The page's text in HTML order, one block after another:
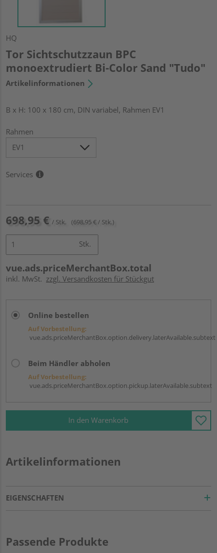
HQ
Tor Sichtschutzzaun BPC
monoextrudiert Bi-Color Sand "Tudo"
Artikelinformationen
B x H: 100 x 180 cm, DIN variabel, Rahmen EV1
Rahmen
Services
698,95 € / Stk. (698,95 € / Stk.)
Stk.
vue.ads.priceMerchantBox.total
inkl. MwSt. zzgl. Versandkosten für Stückgut
Online bestellen
Auf Vorbestellung:
vue.ads.priceMerchantBox.option.delivery.laterAvailable.subtext
Beim Händler abholen
Auf Vorbestellung:
vue.ads.priceMerchantBox.option.pickup.laterAvailable.subtext
In den Warenkorb
Artikelinformationen
EIGENSCHAFTEN
Passende Produkte